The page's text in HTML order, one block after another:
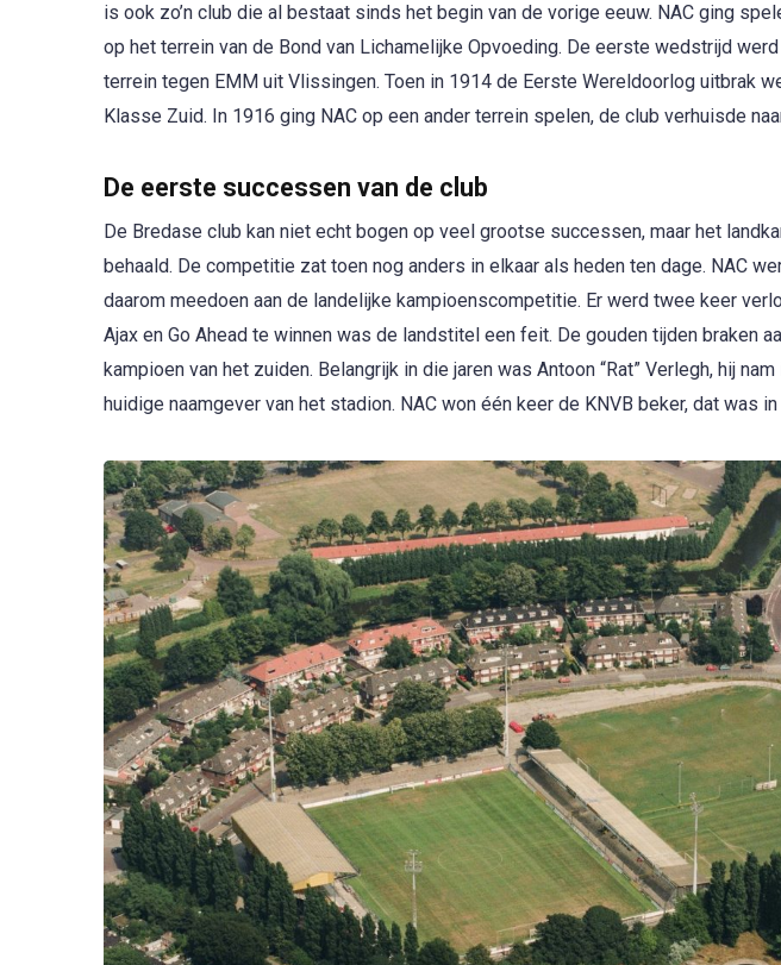
is ook zo’n club die al bestaat sinds het begin van de vorige eeuw. NAC ging
op het terrein van de Bond van Lichamelijke Opvoeding. De eerste wedstrijd
terrein tegen EMM uit Vlissingen. Toen in 1914 de Eerste Wereldoorlog uitbrak
Klasse Zuid. In 1916 ging NAC op een ander terrein spelen, de club verhuisde
De eerste successen van de club
De Bredase club kan niet echt bogen op veel grootse successen, maar het
behaald. De competitie zat toen nog anders in elkaar als heden ten dage. NAC
daarom meedoen aan de landelijke kampioenscompetitie. Er werd twee keer
Ajax en Go Ahead te winnen was de landstitel een feit. De gouden tijden braken
kampioen van het zuiden. Belangrijk in die jaren was Antoon “Rat” Verlegh, hij
huidige naamgever van het stadion. NAC won één keer de KNVB beker, dat was